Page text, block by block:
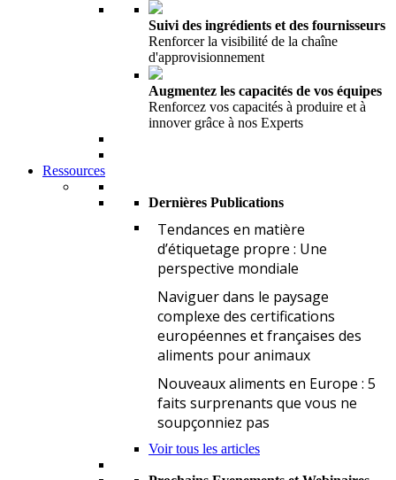
Suivi des ingrédients et des fournisseurs
Renforcer la visibilité de la chaîne
d'approvisionnement
Augmentez les capacités de vos équipes
Renforcez vos capacités à produire et à
innover grâce à nos Experts
Ressources
Dernières Publications
Tendances en matière
d’étiquetage propre : Une
perspective mondiale
Naviguer dans le paysage
complexe des certifications
européennes et françaises des
aliments pour animaux
Nouveaux aliments en Europe : 5
faits surprenants que vous ne
soupçonniez pas
Voir tous les articles